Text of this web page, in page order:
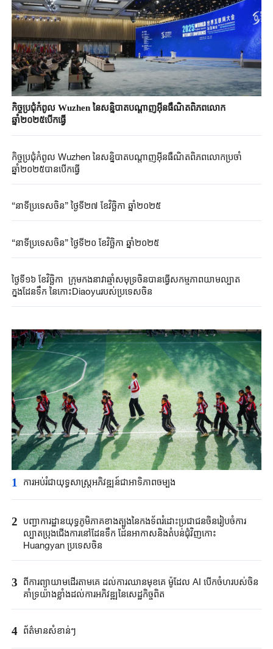
កិច្ចប្រជុំកំពូល Wuzhen នៃសន្និបាតបណ្តាញអ៊ីនធឺណិតពិភពលោក
ឆ្នាំ២០២៥បើកធ្វើ
កិច្ចប្រជុំកំពូល Wuzhen នៃសន្និបាតបណ្តាញអ៊ីនធឺណិតពិភពលោកប្រចាំ
ឆ្នាំ២០២៥បានបើកធ្វើ
“នាទីប្រទេសចិន” ថ្ងៃទី២៧ ខែវិច្ឆិកា ឆ្នាំ២០២៥
“នាទីប្រទេសចិន” ថ្ងៃទី២០ ខែវិច្ឆិកា ឆ្នាំ២០២៥
ថ្ងៃទី១៦ ខែវិច្ឆិកា ក្រុមកងនាវាឆ្មាំសមុទ្រចិនបានធ្វើសកម្មភាពយាមល្បាត
ក្នុងដែនទឹក នៃកោះDiaoyuរបស់ប្រទេសចិន
1 ការអប់រំជាយុទ្ធសាស្ត្រអភិវឌ្ឍន៍ជាអាទិភាពចម្បង
2 បញ្ជាការដ្ឋានយុទ្ធភូមិភាគខាងត្បូងនៃកងទ័ពរំដោះប្រជាជនចិនរៀបចំការ
ល្បាតប្រុងជើងការនៅដែនទឹក ដែនអាកាសនិងតំបន់ជុំវិញកោះ
Huangyan ប្រទេសចិន
3
ពីការព្យាយាមដើរតាមគេ ដល់ការឈានមុខគេ ម៉ូដែល AI បើកចំហរបស់ចិន
គាំទ្រយ៉ាងខ្លាំងដល់ការអភិវឌ្ឍនៃសេដ្ឋកិច្ចពិត
4 ព័ត៌មានសំខាន់ៗ